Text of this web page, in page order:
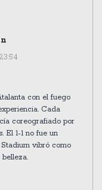
con el fuego
Cada
coreografiado por
El 1-1 no fue un
Stadium vibró como